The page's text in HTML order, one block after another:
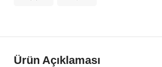
Ürün Açıklaması